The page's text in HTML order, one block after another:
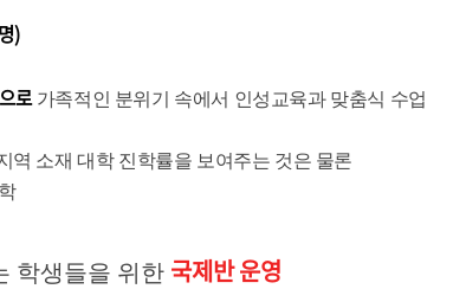
)
로 가족적인 분위기 속에서 인성교육과 맞춤식 수업
역 소재 대학 진학률을 보여주는 것은 물론
학생들을 위한 국제반 운영